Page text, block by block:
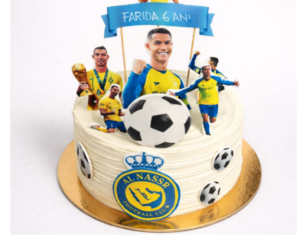
Torturi in frosting- crema pentru
Tortulețe 1.7 kg - 2 kg